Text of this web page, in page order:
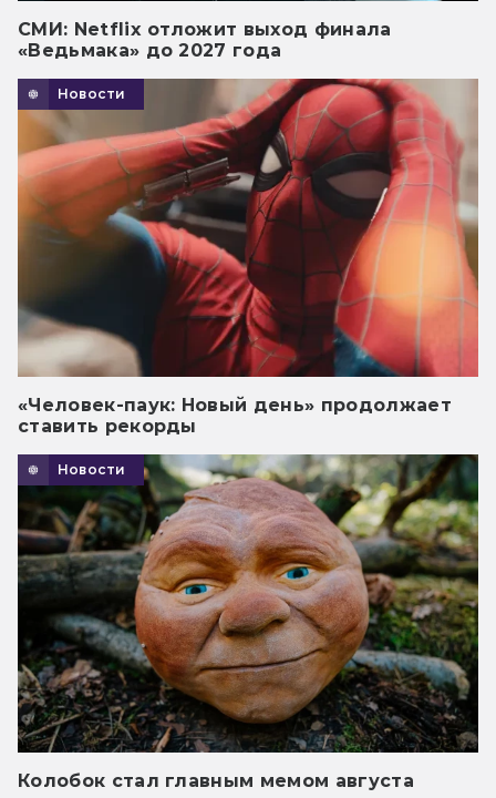
СМИ: Netflix отложит выход финала
«Ведьмака» до 2027 года
Новости
«Человек-паук: Новый день» продолжает
ставить рекорды
Новости
Колобок стал главным мемом августа